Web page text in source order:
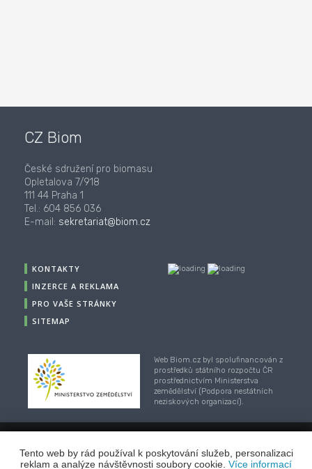
Tento web by rád používal k poskytování služeb, personalizaci
reklam a analýze návštěvnosti soubory cookie. Více informací
CZ Biom
České sdružení pro biomasu
Opletalova 7/918
111 44 Praha 1
Tel.: 604 856 036
E-mail: sekretariat@biom.cz
KONTAKTY
INZERCE A REKLAMA
PRO VAŠE STRÁNKY
SITEMAP
Web Biom.cz byl spolufinancován z
prostředků státního rozpočtu ČR
prostřednictvím Ministerstva
zemědělství (Podpora nestátních
neziskových organizací).
© 2001-2018, CZ Biom - České sdružení pro biomasu,
Webhosting / webdesign / publikační systém TOOLKIT -